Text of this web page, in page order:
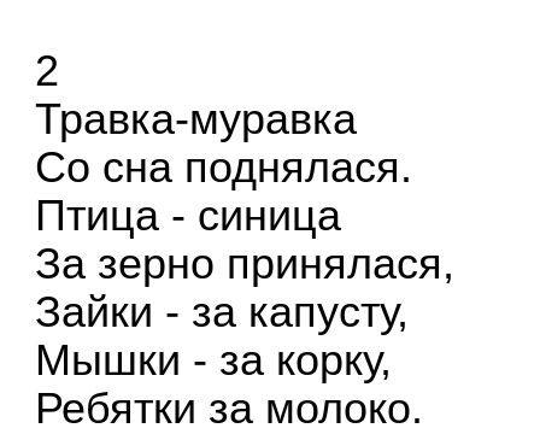
2
Травка-муравка
Со сна поднялася.
Птица - синица
За зерно принялася,
Зайки - за капусту,
Мышки - за корку,
Ребятки за молоко.